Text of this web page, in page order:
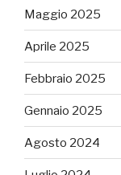
Maggio 2025
Aprile 2025
Febbraio 2025
Gennaio 2025
Agosto 2024